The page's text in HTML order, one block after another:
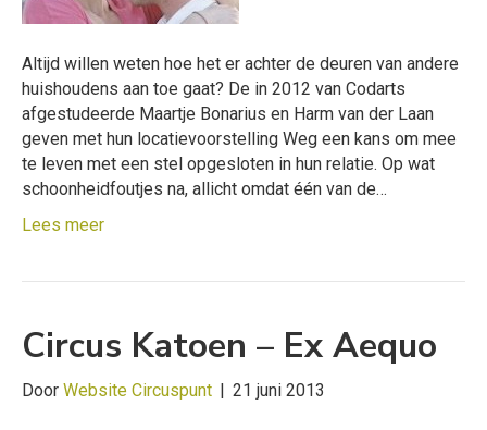
Altijd willen weten hoe het er achter de deuren van andere
huishoudens aan toe gaat? De in 2012 van Codarts
afgestudeerde Maartje Bonarius en Harm van der Laan
geven met hun locatievoorstelling Weg een kans om mee
te leven met een stel opgesloten in hun relatie. Op wat
schoonheidfoutjes na, allicht omdat één van de…
Lees meer
Circus Katoen – Ex Aequo
Door Website Circuspunt | 21 juni 2013